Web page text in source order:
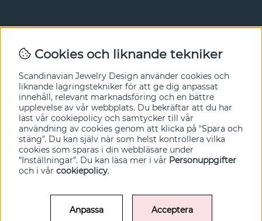
Nyhetsbrev
erbjudanden före alla andra. Registrera dig här nedan.
Ja tack!
Cookies och liknande tekniker
Scandinavian Jewelry Design använder cookies och
liknande lagringstekniker för att ge dig anpassat
innehåll, relevant marknadsföring och en bättre
upplevelse av vår webbplats. Du bekräftar att du har
läst vår cookiepolicy och samtycker till vår
användning av cookies genom att klicka på "Spara och
stäng". Du kan själv när som helst kontrollera vilka
cookies som sparas i din webbläsare under
”Inställningar”. Du kan läsa mer i vår Personuppgifter
och i vår cookiepolicy.
Anpassa Acceptera